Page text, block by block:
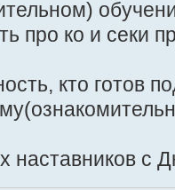
про ко и секи
кто готов
наставников с